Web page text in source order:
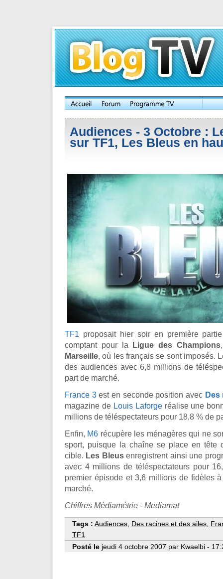
Audiences - 3 Octobre :
sur TF1, Les Bleus en
TF1 proposait hier soir en première
comptant pour la
Ligue des Champions
Marseille, où les français se sont imposés.
des audiences avec 6,8 millions de
part de marché.
France 3est en seconde position avec
magazine de Louis Laforgeréalise une
millions de téléspectateurs pour 18,8 % de
Enfin, M6 récupère les ménagères qui ne
sport, puisque la chaîne se place en tête
cible. Les Bleusenregistrent ainsi une
avec 4 millions de téléspectateurs pour
premier épisode et 3,6 millions de fidèles
marché.
Chiffres Médiamétrie - Mediamat
Tags : Audiences Des racines et des ailes
TF1
Posté le jeudi 4 octobre 2007 par Kwaelbi -